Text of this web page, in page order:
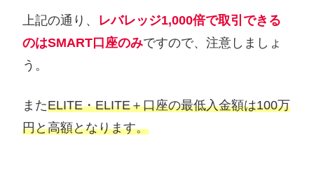
上記の通り、 レバレッジ1,000倍で取引できる
のはSMART口座のみですので、注意しましょ
う。
またELITE・ELITE＋口座の最低入金額は100万
円と高額となります。